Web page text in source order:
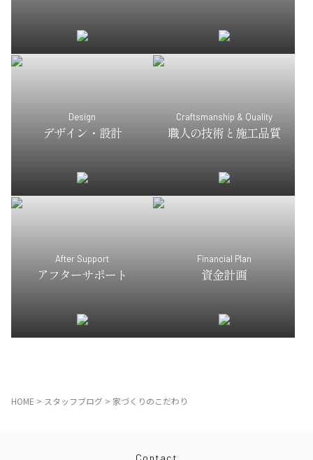
Design
デザイン・設計
Craftsmanship & Quality
職人の技術と施工品質
After Support
アフターサポート
Financial Plan
資金計画
HOME > スタッフブログ > 家づくりのこだわり
Contact